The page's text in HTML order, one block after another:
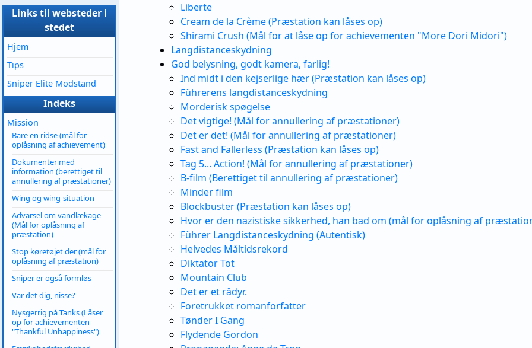
Liberte
Cream de la Crème (Præstation kan låses op)
Shirami Crush (Mål for at låse op for achievementen "More Dori Midori")
Langdistanceskydning
God belysning, godt kamera, farlig!
Ind midt i den kejserlige hær (Præstation kan låses op)
Führerens langdistanceskydning
Morderisk spøgelse
Det vigtige! (Mål for annullering af præstationer)
Det er det! (Mål for annullering af præstationer)
Fast and Fallerless (Præstation kan låses op)
Tag 5... Action! (Mål for annullering af præstationer)
B-film (Berettiget til annullering af præstationer)
Minder film
Blockbuster (Præstation kan låses op)
Hvor er den nazistiske sikkerhed, han bad om (mål for oplåsning af
Führer Langdistanceskydning (Autentisk)
Helvedes Måltidsrekord
Diktator Tot
Mountain Club
Det er et rådyr.
Foretrukket romanforfatter
Tønder I Gang
Flydende Gordon
Links til websteder i
stedet
Hjem
Tips
Sniper Elite Modstand
Indeks
Mission
Bare en ridse (mål for
oplåsning af achievement)
Dokumenter med
information (berettiget til
annullering af præstationer)
Wing og wing-situation
Advarsel om vandlækage
(Mål for oplåsning af
præstation)
Stop køretøjet der (mål for
oplåsning af præstation)
Sniper er også formløs
Var det dig, nisse?
Nysgerrig på Tanks (Låser
op for achievementen
"Thankful Unhappiness")